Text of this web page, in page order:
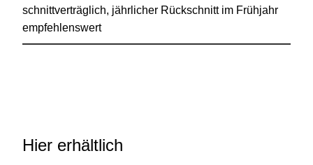
schnittverträglich, jährlicher Rückschnitt im Frühjahr
empfehlenswert
Hier erhältlich